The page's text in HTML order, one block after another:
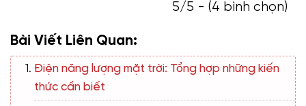
5/5 - (4 bình chọn)
Bài Viết Liên Quan:
Điện năng lượng mặt trời: Tổng hợp những kiến
thức cần biết